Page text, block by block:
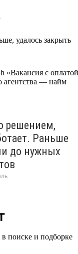
удалось закрыть
решением,
Раньше
до нужных
поиске и подборке